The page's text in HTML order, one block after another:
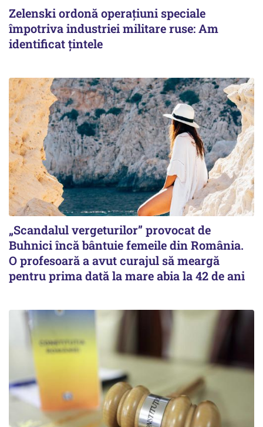
Zelenski ordonă operațiuni speciale
împotriva industriei militare ruse: Am
identificat țintele
„Scandalul vergeturilor” provocat de
Buhnici încă bântuie femeile din România.
O profesoară a avut curajul să meargă
pentru prima dată la mare abia la 42 de ani